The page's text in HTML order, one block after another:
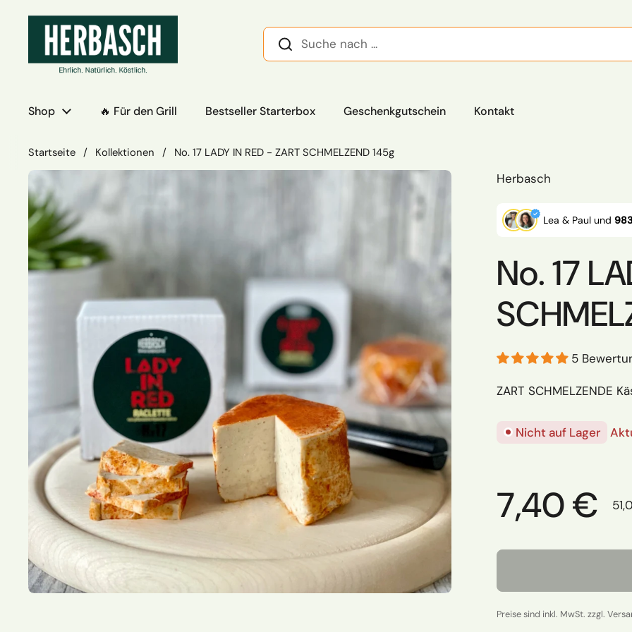
Shop 🔥 Für den Grill Bestseller Starterbox Geschenkgutschein Kontakt
Startseite / Kollektionen / No. 17 LADY IN RED - ZART SCHMELZEND 145g
Herbasch
Lea & Paul und
No. 17
5
ZART SCHMELZENDE
Nicht auf Lager
Regulärer
7,40 €
Preise sind inkl. MwSt. zzgl.